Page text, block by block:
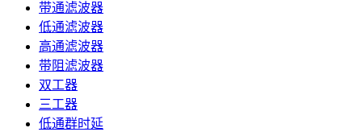
带通滤波器
低通滤波器
高通滤波器
带阻滤波器
双工器
三工器
低通群时延